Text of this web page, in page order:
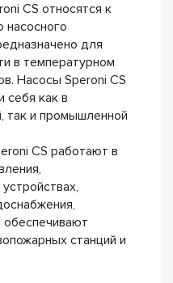
CS относятся к
насосного
для
в температурном
Насосы Speroni CS
себя как в
так и промышленной
CS работают в
обеспечивают
станций и